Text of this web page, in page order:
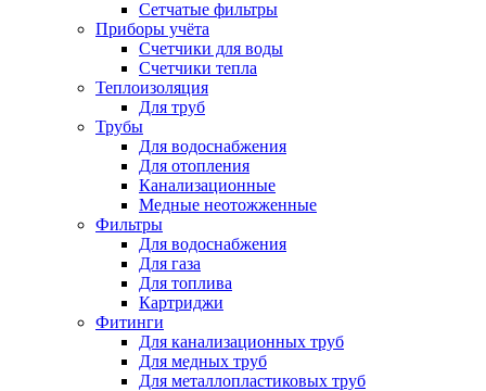
Сетчатые фильтры
Приборы учёта
Счетчики для воды
Счетчики тепла
Теплоизоляция
Для труб
Трубы
Для водоснабжения
Для отопления
Канализационные
Медные неотожженные
Фильтры
Для водоснабжения
Для газа
Для топлива
Картриджи
Фитинги
Для канализационных труб
Для медных труб
Для металлопластиковых труб